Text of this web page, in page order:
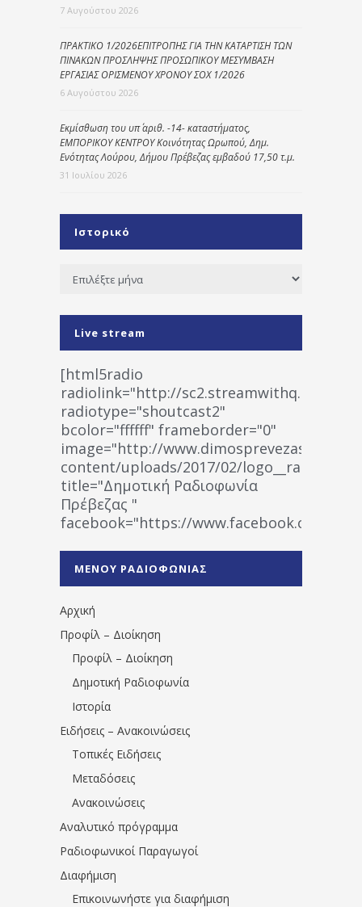
7 Αυγούστου 2026
ΠΡΑΚΤΙΚΟ 1/2026ΕΠΙΤΡΟΠΗΣ ΓΙΑ ΤΗΝ ΚΑΤΑΡΤΙΣΗ ΤΩΝ
ΠΙΝΑΚΩΝ ΠΡΟΣΛΗΨΗΣ ΠΡΟΣΩΠΙΚΟΥ ΜΕΣΥΜΒΑΣΗ
ΕΡΓΑΣΙΑΣ ΟΡΙΣΜΕΝΟΥ ΧΡΟΝΟΥ ΣΟΧ 1/2026
6 Αυγούστου 2026
Εκμίσθωση του υπ΄ αριθ. -14- καταστήματος,
ΕΜΠΟΡΙΚΟΥ ΚΕΝΤΡΟΥ Κοινότητας Ωρωπού, Δημ.
Ενότητας Λούρου, Δήμου Πρέβεζας εμβαδού 17,50 τ.μ.
31 Ιουλίου 2026
Ιστορικό
Ιστορικό
Live stream
[html5radio
radiolink="http://
radiotype="shoutcast2"
bcolor="ffffff" frameborder="0"
image="http://www.dimosprevezas.gr/wp-
content/uploads/2017/02/
title="Δημοτική Ραδιοφωνία
Πρέβεζας "
facebook="https://www.facebook.com/
1531194763766854/" artist="" ]
ΜΕΝΟΥ ΡΑΔΙΟΦΩΝΙΑΣ
Αρχική
Προφίλ – Διοίκηση
Προφίλ – Διοίκηση
Δημοτική Ραδιοφωνία
Ιστορία
Ειδήσεις – Ανακοινώσεις
Τοπικές Ειδήσεις
Μεταδόσεις
Ανακοινώσεις
Αναλυτικό πρόγραμμα
Ραδιοφωνικοί Παραγωγοί
Διαφήμιση
Επικοινωνήστε για διαφήμιση